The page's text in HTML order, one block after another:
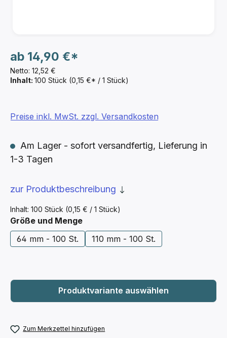
Netto: 12,52 €
ab 14,90 €*
Inhalt: 100 Stück (0,15 €* / 1 Stück)
Inhalt: 100 Stück (0,15 € / 1 Stück)
Preise inkl. MwSt. zzgl. Versandkosten
Am Lager - sofort versandfertig, Lieferung in
1-3 Tagen
zur Produktbeschreibung
Größe und Mengeauswählen
64 mm - 100 St.
110 mm - 100 St.
Zum Merkzettel hinzufügen